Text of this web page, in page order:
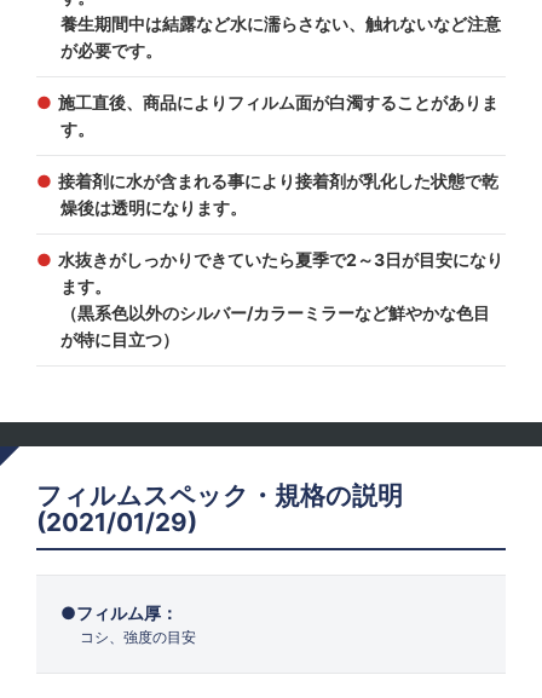
養生期間中は結露など水に濡らさない、触れないなど注意
が必要です。
施工直後、商品によりフィルム面が白濁することがありま
す。
接着剤に水が含まれる事により接着剤が乳化した状態で乾
燥後は透明になります。
水抜きがしっかりできていたら夏季で2～3日が目安になり
ます。
（黒系色以外のシルバー/カラーミラーなど鮮やかな色目
が特に目立つ）
フィルムスペック・規格の説明
(2021/01/29)
フィルム厚：
コシ、強度の目安